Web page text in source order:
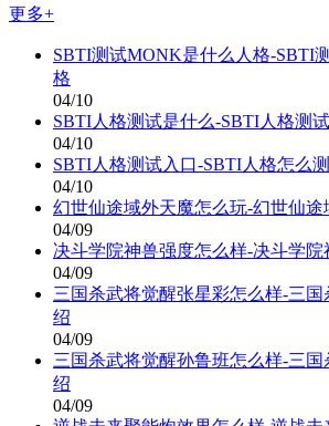
更多+
SBTI测试MONK是什么人格-SBTI
格
04/10
SBTI人格测试是什么-SBTI人格测
04/10
SBTI人格测试入口-SBTI人格怎么
04/10
幻世仙途域外天魔怎么玩-幻世仙
04/09
决斗学院神兽强度怎么样-决斗学院
04/09
三国杀武将觉醒张星彩怎么样-三
绍
04/09
三国杀武将觉醒孙鲁班怎么样-三
绍
04/09